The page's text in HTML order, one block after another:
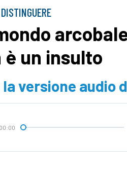
un insulto
versione audio
00:00